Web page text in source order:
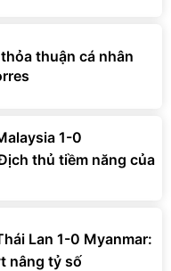
thuận cá nhân
1-0
thủ tiềm năng của
Lan 1-0 Myanmar:
nâng tỷ số